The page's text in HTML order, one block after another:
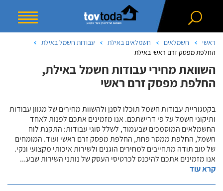
ראשי חשמלאים חשמלאים באילת
עבודות חשמל באילת
החלפת מפסק זרם ראשי באילת
השוואת מחירי עבודות חשמל באילת,
החלפת מפסק זרם ראשי
בקטגוריית עבודות חשמל תוכלו לסנן ולהשוות מחירים של מגוון עבודות
ותיקוני חשמל על פי דרישתכם. אנו מזמינים אתכם לפנות לאחד
החשמלאים המוסמכים שבעמוד, לשלל סוגי עבודות: התקנת לוח
חשמל, החלפת ממסר פחת, החלפת מפסק זרם ראשי ועוד. המומחים
של טוב תודה מתחייבים למחירים הוגנים ולשירות איכותי מקצועי ונקי.
אנו מזמינים אתכם להיכנס לכרטיסי העסק של נותני השירות שבע...
קרא עוד